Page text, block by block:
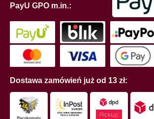
PayU GPO m.in.:
Dostawa zamówień już od 13 zł: